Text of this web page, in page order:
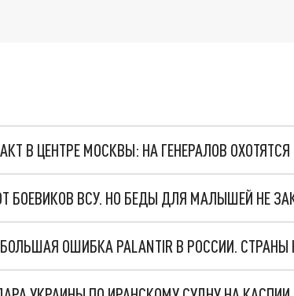
В ЦЕНТРЕ МОСКВЫ: НА ГЕНЕРАЛОВ
БОЕВИКОВ ВСУ. НО БЕДЫ ДЛЯ МАЛЫШЕЙ НЕ